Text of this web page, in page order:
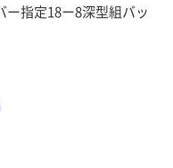
ー指定18ー8深型組バッ